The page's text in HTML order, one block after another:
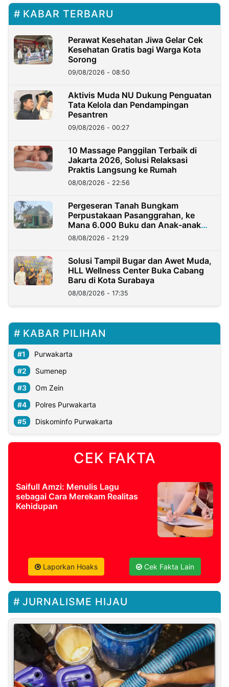
KABAR TERBARU
Perawat Kesehatan Jiwa Gelar Cek
Kesehatan Gratis bagi Warga Kota
Sorong
09/08/2026 - 08:50
Aktivis Muda NU Dukung Penguatan
Tata Kelola dan Pendampingan
Pesantren
09/08/2026 - 00:27
10 Massage Panggilan Terbaik di
Jakarta 2026, Solusi Relaksasi
Praktis Langsung ke Rumah
08/08/2026 - 22:56
Pergeseran Tanah Bungkam
Perpustakaan Pasanggrahan, ke
Mana 6.000 Buku dan Anak-anak
Kini?
08/08/2026 - 21:29
Solusi Tampil Bugar dan Awet Muda,
HLL Wellness Center Buka Cabang
Baru di Kota Surabaya
08/08/2026 - 17:35
KABAR PILIHAN
Purwakarta
Sumenep
Om Zein
Polres Purwakarta
Diskominfo Purwakarta
CEK FAKTA
Saifull Amzi: Menulis Lagu
sebagai Cara Merekam Realitas
Kehidupan
Laporkan Hoaks Cek Fakta Lain
JURNALISME HIJAU